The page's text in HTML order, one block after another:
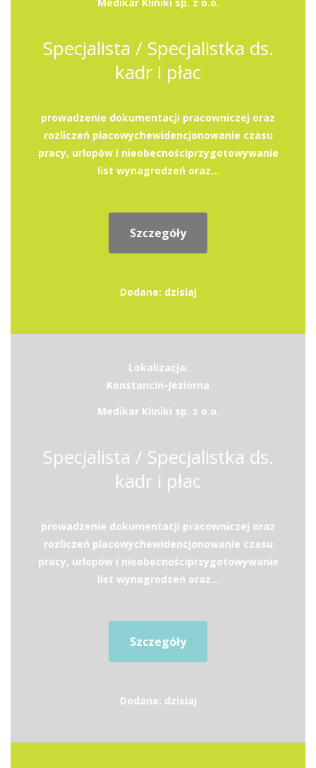
Specjalista / Specjalistka ds.
kadr i płac
prowadzenie dokumentacji pracowniczej oraz
rozliczeń płacowychewidencjonowanie czasu
pracy, urlopów i nieobecnościprzygotowywanie
list wynagrodzeń oraz...
Szczegóły
Dodane: dzisiaj
Lokalizacja:
Konstancin-Jeziorna
Medikar Kliniki sp. z o.o.
Specjalista / Specjalistka ds.
kadr i płac
prowadzenie dokumentacji pracowniczej oraz
rozliczeń płacowychewidencjonowanie czasu
pracy, urlopów i nieobecnościprzygotowywanie
list wynagrodzeń oraz...
Szczegóły
Dodane: dzisiaj